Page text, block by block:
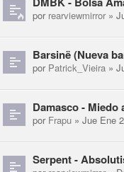
por rearviewmirror »
Barsinë (Nueva
por Patrick_Vieira »
Damasco - Miedo
por Frapu » Jue Ene
Serpent -